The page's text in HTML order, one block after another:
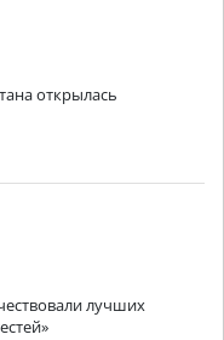
открылась
лучших